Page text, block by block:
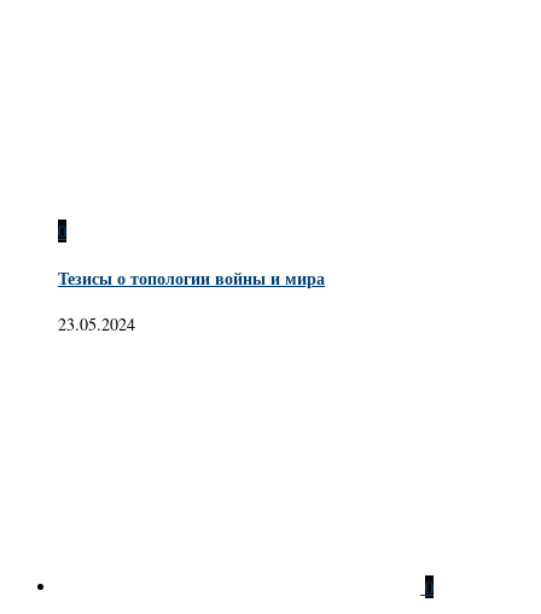
0
Тезисы о топологии войны и мира
23.05.2024
0